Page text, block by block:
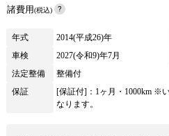
諸費用(税込)
年式 2014(平成26)年
車検
2027(令和9)年7月
法定整備
整備付
保証
[保証付]：1ヶ月・1000km ※
なります。